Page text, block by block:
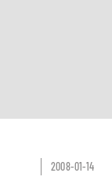
2008-01-14